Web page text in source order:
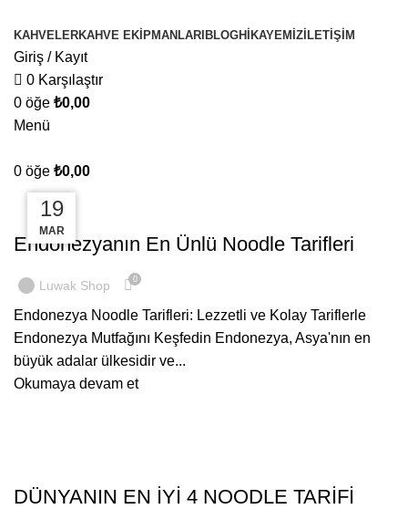
KAHVELERKAHVE EKIPMANLARI BLOGHIKAYEMIZ İLETIŞIM
Giriş / Kayıt
0 Karşılaştır
0 öğe ₺0,00
Menü
0 öğe ₺0,00
07
HAZ
GENEL
Endonezyanın En Ünlü Noodle Tarifleri
Luwak Shop 0
Endonezya Noodle Tarifleri: Lezzetli ve Kolay Tariflerle
Endonezya Mutfağını Keşfedin Endonezya, Asya'nın en
büyük adalar ülkesidir ve...
Okumaya devam et
29
MAR
DÜNYANIN EN İYİ 4 NOODLE TARİFİ
19
MAR